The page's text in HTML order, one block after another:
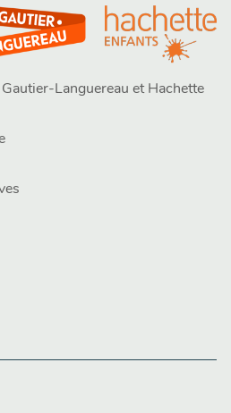
Languereau et Hachette